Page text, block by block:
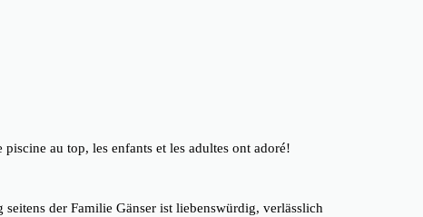
au top, les enfants et les adultes ont adoré!
der Familie Gänser ist liebenswürdig, verlässlich